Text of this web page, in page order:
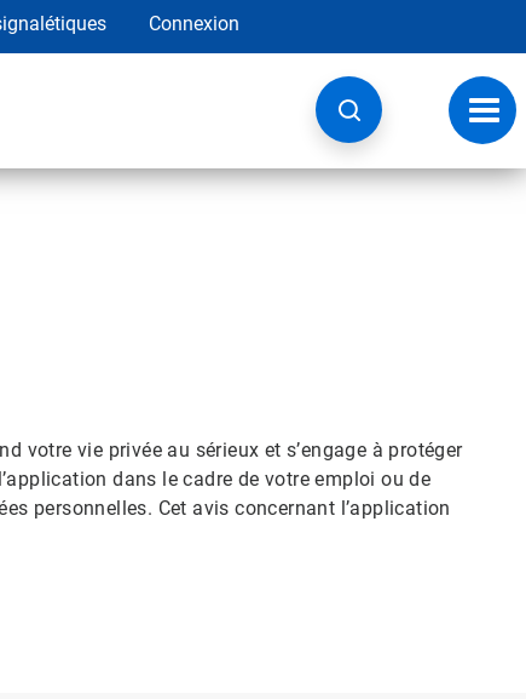
Connexion
à
votre vie privée au sérieux et s’engage à protéger
dans le cadre de votre emploi ou de
personnelles. Cet avis concernant l’application